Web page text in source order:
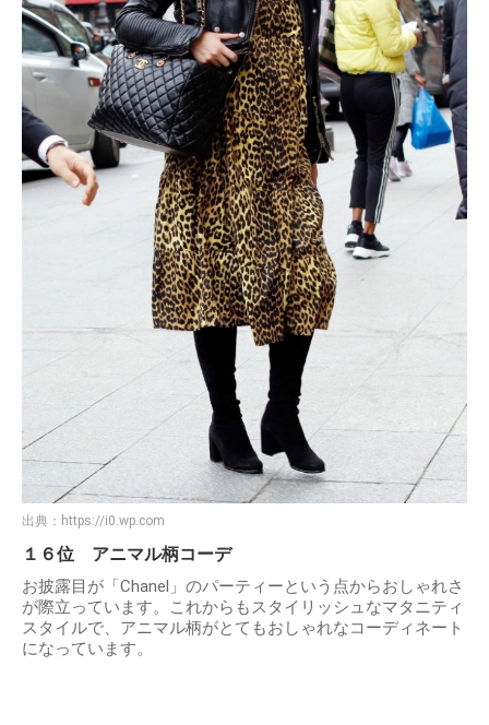
出典： https://i0.wp.com
１６位 アニマル柄コーデ
お披露目が「Chanel」のパーティーという点からおしゃれさ
が際立っています。これからもスタイリッシュなマタニティ
スタイルで、アニマル柄がとてもおしゃれなコーディネート
になっています。